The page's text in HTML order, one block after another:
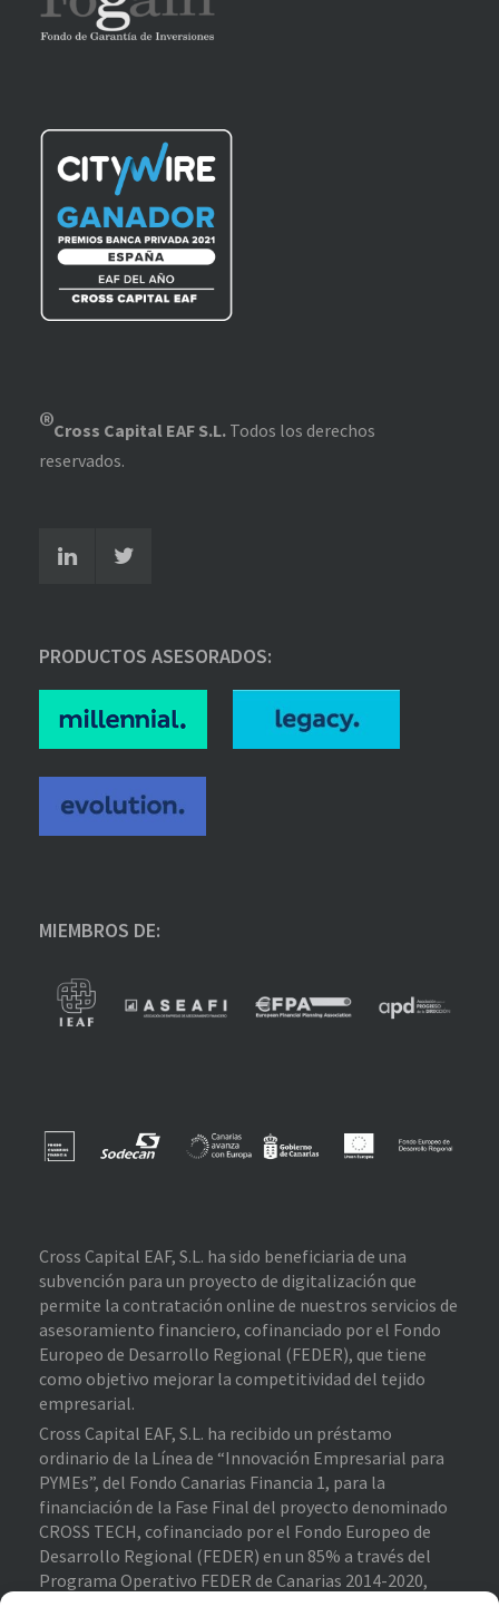
®Cross Capital EAF S.L. Todos los derechos
reservados.
PRODUCTOS ASESORADOS:
MIEMBROS DE:
Cross Capital EAF, S.L. ha sido beneficiaria de una
subvención para un proyecto de digitalización que
permite la contratación online de nuestros servicios de
asesoramiento financiero, cofinanciado por el Fondo
Europeo de Desarrollo Regional (FEDER), que tiene
como objetivo mejorar la competitividad del tejido
empresarial.
Cross Capital EAF, S.L. ha recibido un préstamo
ordinario de la Línea de “Innovación Empresarial para
PYMEs”, del Fondo Canarias Financia 1, para la
financiación de la Fase Final del proyecto denominado
CROSS TECH, cofinanciado por el Fondo Europeo de
Desarrollo Regional (FEDER) en un 85% a través del
Programa Operativo FEDER de Canarias 2014-2020,